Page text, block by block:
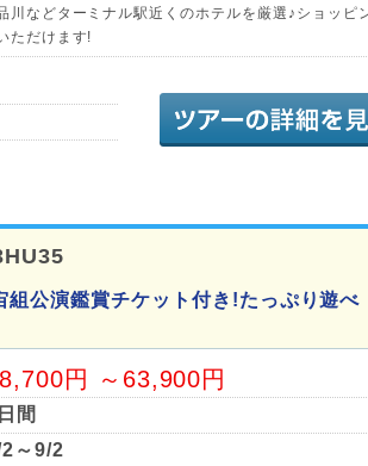
川などターミナル駅近くのホテルを厳選♪ショッピ
ただけます!
組公演鑑賞チケット付き!たっぷり遊べ
円 ～63,900円
間
～9/2